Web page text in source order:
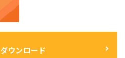
ダウンロード